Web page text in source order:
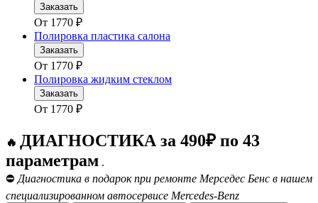
Заказать
От 1770 ₽
Полировка пластика салона
Заказать
От 1770 ₽
Полировка жидким стеклом
Заказать
От 1770 ₽
🔥 ДИАГНОСТИКА за 490₽ по 43
параметрам .
⛔ Диагностика в подарок при ремонте Мерседес Бенс в нашем
специализированном автосервисе Mercedes-Benz